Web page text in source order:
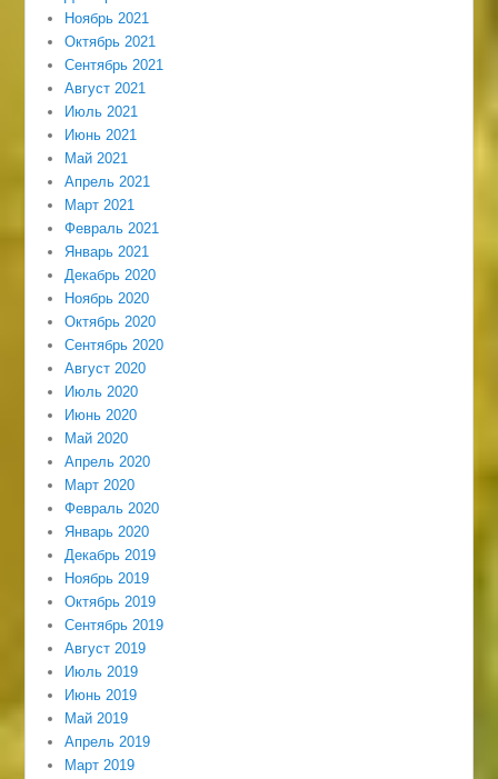
Ноябрь 2021
Октябрь 2021
Сентябрь 2021
Август 2021
Июль 2021
Июнь 2021
Май 2021
Апрель 2021
Март 2021
Февраль 2021
Январь 2021
Декабрь 2020
Ноябрь 2020
Октябрь 2020
Сентябрь 2020
Август 2020
Июль 2020
Июнь 2020
Май 2020
Апрель 2020
Март 2020
Февраль 2020
Январь 2020
Декабрь 2019
Ноябрь 2019
Октябрь 2019
Сентябрь 2019
Август 2019
Июль 2019
Июнь 2019
Май 2019
Апрель 2019
Март 2019